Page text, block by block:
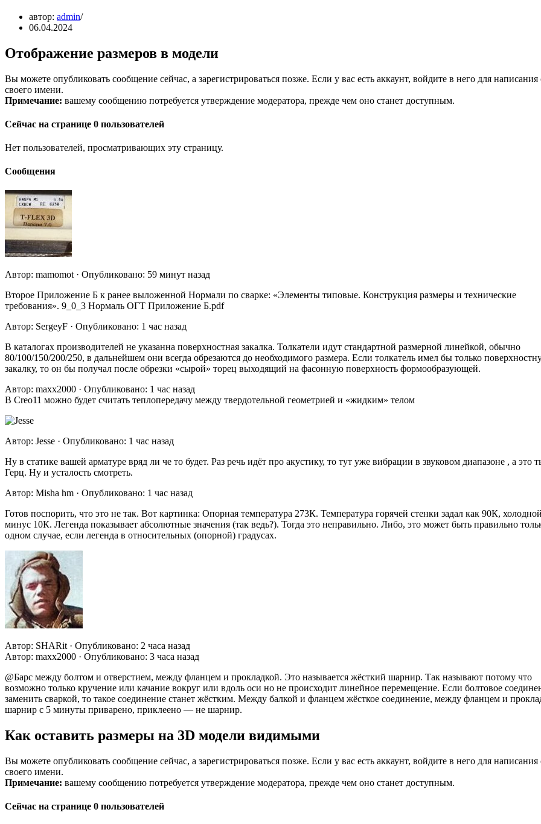
автор: admin
06.04.2024
Отображение размеров в модели
Вы можете опубликовать сообщение сейчас, а зарегистрироваться позже. Если у вас есть аккаунт, войдите в него для написания
своего имени.
Примечание: вашему сообщению потребуется утверждение модератора, прежде чем оно станет доступным.
Сейчас на странице 0 пользователей
Нет пользователей, просматривающих эту страницу.
Сообщения
Автор: mamomot · Опубликовано: 59 минут назад
Второе Приложение Б к ранее выложенной Нормали по сварке: «Элементы типовые. Конструкция размеры и технические
требования». 9_0_3 Нормаль ОГТ Приложение Б.pdf
Автор: SergeyF · Опубликовано: 1 час назад
В каталогах производителей не указанна поверхностная закалка. Толкатели идут стандартной размерной линейкой, обычно
80/100/150/200/250, в дальнейшем они всегда обрезаются до необходимого размера. Если толкатель имел бы только
закалку, то он бы получал после обрезки «сырой» торец выходящий на фасонную поверхность формообразующей.
Автор: maxx2000 · Опубликовано: 1 час назад
В Creo11 можно будет считать теплопередачу между твердотельной геометрией и «жидким» телом
Автор: Jesse · Опубликовано: 1 час назад
Ну в статике вашей арматуре вряд ли че то будет. Раз речь идёт про акустику, то тут уже вибрации в звуковом диапазоне , а это
Герц. Ну и усталость смотреть.
Автор: Misha hm · Опубликовано: 1 час назад
Готов поспорить, что это не так. Вот картинка: Опорная температура 273К. Температура горячей стенки задал как 90К,
минус 10К. Легенда показывает абсолютные значения (так ведь?). Тогда это неправильно. Либо, это может быть правильно
одном случае, если легенда в относительных (опорной) градусах.
Автор: SHARit · Опубликовано: 2 часа назад
Автор: maxx2000 · Опубликовано: 3 часа назад
@Барс между болтом и отверстием, между фланцем и прокладкой. Это называется жёсткий шарнир. Так называют потому что
возможно только кручение или качание вокруг или вдоль оси но не происходит линейное перемещение. Если болтовое
заменить сваркой, то такое соединение станет жёстким. Между балкой и фланцем жёсткое соединение, между фланцем и
шарнир с 5 минуты приварено, приклеено — не шарнир.
Как оставить размеры на 3D модели видимыми
Вы можете опубликовать сообщение сейчас, а зарегистрироваться позже. Если у вас есть аккаунт, войдите в него для написания
своего имени.
Примечание: вашему сообщению потребуется утверждение модератора, прежде чем оно станет доступным.
Сейчас на странице 0 пользователей